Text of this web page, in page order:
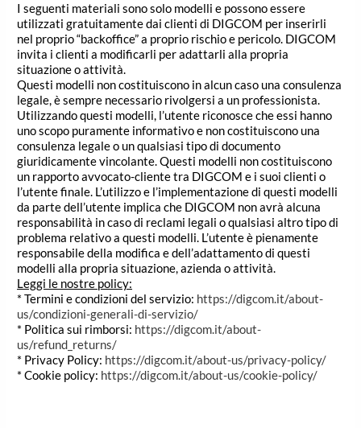
I seguenti materiali sono solo modelli e possono essere
utilizzati gratuitamente dai clienti di DIGCOM per inserirli
nel proprio “backoffice” a proprio rischio e pericolo. DIGCOM
invita i clienti a modificarli per adattarli alla propria
situazione o attività.
Questi modelli non costituiscono in alcun caso una consulenza
legale, è sempre necessario rivolgersi a un professionista.
Utilizzando questi modelli, l’utente riconosce che essi hanno
uno scopo puramente informativo e non costituiscono una
consulenza legale o un qualsiasi tipo di documento
giuridicamente vincolante. Questi modelli non costituiscono
un rapporto avvocato-cliente tra DIGCOM e i suoi clienti o
l’utente finale. L’utilizzo e l’implementazione di questi modelli
da parte dell’utente implica che DIGCOM non avrà alcuna
responsabilità in caso di reclami legali o qualsiasi altro tipo di
problema relativo a questi modelli. L’utente è pienamente
responsabile della modifica e dell’adattamento di questi
modelli alla propria situazione, azienda o attività.
Leggi le nostre policy:
* Termini e condizioni del servizio: https://digcom.it/about-
us/condizioni-generali-di-servizio/
* Politica sui rimborsi: https://digcom.it/about-
us/refund_returns/
* Privacy Policy: https://digcom.it/about-us/privacy-policy/
* Cookie policy: https://digcom.it/about-us/cookie-policy/